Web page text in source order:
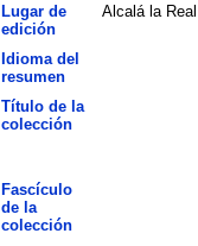
Lugar de
edición
Alcalá la Real
Idioma del
resumen
Título de la
colección
Fascículo
de la
colección